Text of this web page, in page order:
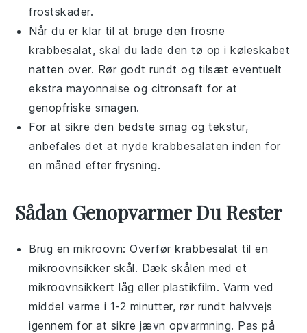
frostskader.
Når du er klar til at bruge den frosne
krabbesalat, skal du lade den tø op i køleskabet
natten over. Rør godt rundt og tilsæt eventuelt
ekstra mayonnaise og citronsaft for at
genopfriske smagen.
For at sikre den bedste smag og tekstur,
anbefales det at nydekrabbesalaten inden for
en måned efter frysning.
Sådan Genopvarmer Du Rester
Brug enmikroovn: Overførkrabbesalat til en
mikroovnsikker skål. Dæk skålen med et
mikroovnsikkert låg ellerplastikfilm. Varm ved
middel varme i 1-2 minutter, rør rundt halvvejs
igennem for at sikre jævn opvarmning. Pas på